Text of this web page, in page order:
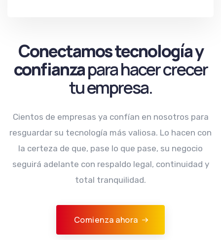
Conectamos tecnología y
confianzapara hacer crecer
tu empresa.
Cientos de empresas ya confían en nosotros para
resguardar su tecnología más valiosa. Lo hacen con
la certeza de que, pase lo que pase, su negocio
seguirá adelante con respaldo legal, continuidad y
total tranquilidad.
Comienza ahora